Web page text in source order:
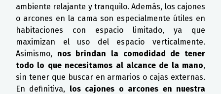
ambiente relajante y tranquilo. Además, los cajones
o arcones en la cama son especialmente útiles en
habitaciones con espacio limitado, ya que
maximizan el uso del espacio verticalmente.
Asimismo, nos brindan la comodidad de tener
todo lo que necesitamos al alcance de la mano,
sin tener que buscar en armarios o cajas externas.
En definitiva, los cajones o arcones en nuestra